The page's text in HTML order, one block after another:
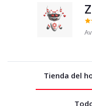
Tienda del